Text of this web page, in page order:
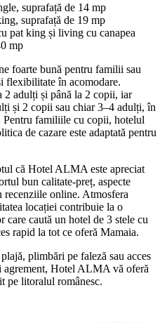
suprafață de 14 mp
suprafață de 19 mp
pat king și living cu canapea
mp
foarte bună pentru familii sau
flexibilitate în acomodare.
2 adulți și până la 2 copii, iar
și 2 copii sau chiar 3–4 adulți, în
familiile cu copii, hotelul
de cazare este adaptată pentru
că Hotel ALMA este apreciat
bun calitate-preț, aspecte
recenziile online. Atmosfera
locației contribuie la o
care caută un hotel de 3 stele cu
rapid la tot ce oferă Mamaia.
plimbări pe faleză sau acces
agrement, Hotel ALMA vă oferă
pe litoralul românesc.